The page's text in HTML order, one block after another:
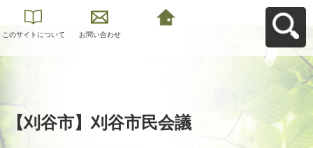
このサイトについて お問い合わせ
【刈谷市】刈谷市民会議